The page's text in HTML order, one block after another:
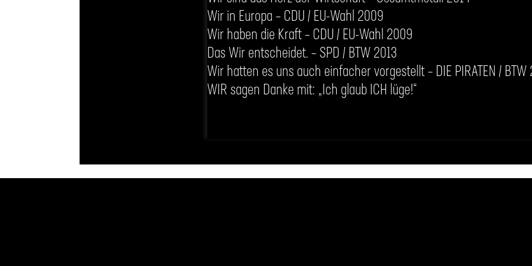
Wir in Europa – CDU / EU-Wahl 2009
Wir haben die Kraft – CDU / EU-Wahl 2009
Das Wir entscheidet. – SPD / BTW 2013
Wir hatten es uns auch einfacher vorgestellt – DIE PIRATEN / BTW
WIR sagen Danke mit: „Ich glaub ICH lüge!“